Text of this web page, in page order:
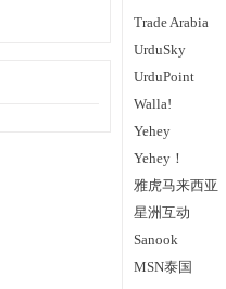
Trade Arabia
UrduSky
UrduPoint
Walla!
Yehey
Yehey！
雅虎马来西亚
星洲互动
Sanook
MSN泰国